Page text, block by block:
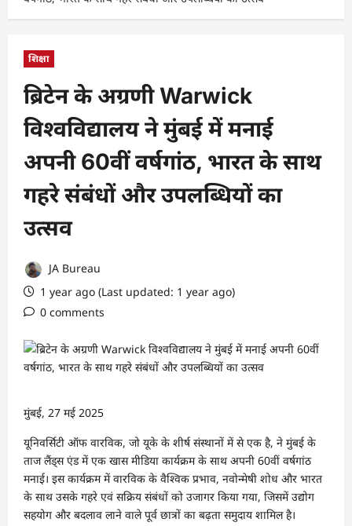
शिक्षा
ब्रिटेन के अग्रणी Warwick
विश्वविद्यालय ने मुंबई में मनाई
अपनी 60वीं वर्षगांठ, भारत के साथ
गहरे संबंधों और उपलब्धियों का
उत्सव
JA Bureau
1 year ago (Last updated: 1 year ago)
0 comments
मुंबई, 27 मई 2025
यूनिवर्सिटी ऑफ वारविक, जो यूके के शीर्ष संस्थानों में से एक है, ने मुंबई के
ताज लैंड्स एंड में एक खास मीडिया कार्यक्रम के साथ अपनी 60वीं वर्षगांठ
मनाई। इस कार्यक्रम में वारविक के वैश्विक प्रभाव, नवोन्मेषी शोध और भारत
के साथ उसके गहरे एवं सक्रिय संबंधों को उजागर किया गया, जिसमें उद्योग
सहयोग और बदलाव लाने वाले पूर्व छात्रों का बढ़ता समुदाय शामिल है।